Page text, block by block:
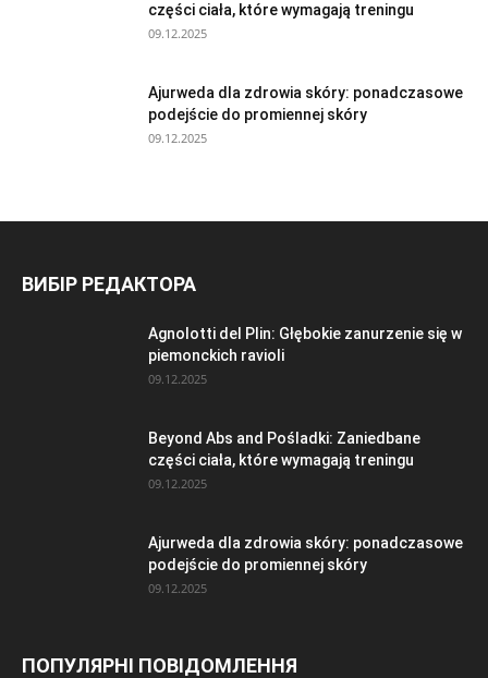
części ciała, które wymagają treningu
09.12.2025
Ajurweda dla zdrowia skóry: ponadczasowe
podejście do promiennej skóry
09.12.2025
ВИБІР РЕДАКТОРА
Agnolotti del Plin: Głębokie zanurzenie się w
piemonckich ravioli
09.12.2025
Beyond Abs and Pośladki: Zaniedbane
części ciała, które wymagają treningu
09.12.2025
Ajurweda dla zdrowia skóry: ponadczasowe
podejście do promiennej skóry
09.12.2025
ПОПУЛЯРНІ ПОВІДОМЛЕННЯ